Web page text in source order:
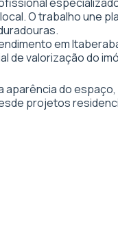
O trabalho
em
de valorização do
do
projetos